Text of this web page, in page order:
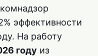
эффективности
На работу
году из